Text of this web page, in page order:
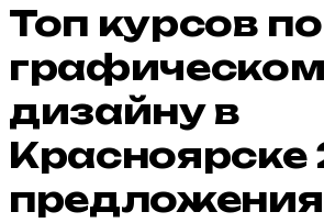
Топ курсов по
дизайну в
Красноярске
предложения